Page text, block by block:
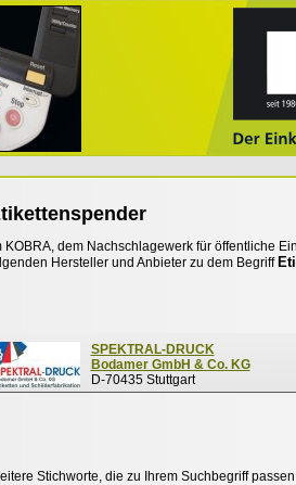
KOBRA, dem Nachschlagewerk für öffentliche
Hersteller und Anbieter zu dem Begriff
SPEKTRAL-DRUCK
Bodamer GmbH & Co. KG
D-70435 Stuttgart
Stichworte, die zu Ihrem Suchbegriff